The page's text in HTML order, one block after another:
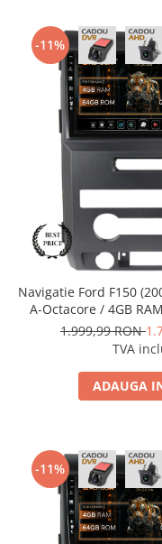
-11%
Navigatie Ford F150
A-Octacore / 4GB
Inch - AD-
1.999,99 RON
TVA
ADAUGA
-11%